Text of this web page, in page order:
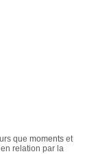
que moments et
relation par la